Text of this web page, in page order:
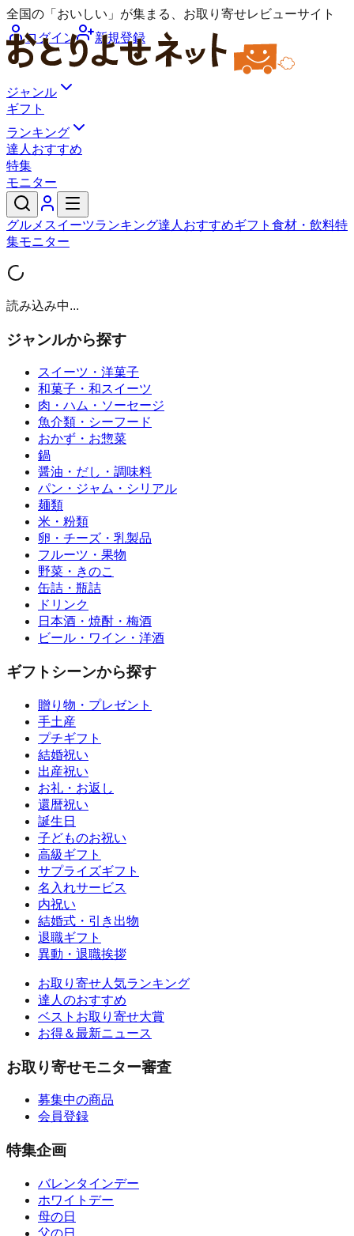
全国の「おいしい」が集まる、お取り寄せレビューサイト
ログイン
新規登録
ジャンル
ギフト
ランキング
達人おすすめ
特集
モニター
グルメ スイーツランキング達人おすすめギフト 食材・飲料特
集モニター
読み込み中...
ジャンルから探す
スイーツ・洋菓子
和菓子・和スイーツ
肉・ハム・ソーセージ
魚介類・シーフード
おかず・お惣菜
鍋
醤油・だし・調味料
パン・ジャム・シリアル
麺類
米・粉類
卵・チーズ・乳製品
フルーツ・果物
野菜・きのこ
缶詰・瓶詰
ドリンク
日本酒・焼酎・梅酒
ビール・ワイン・洋酒
ギフトシーンから探す
贈り物・プレゼント
手土産
プチギフト
結婚祝い
出産祝い
お礼・お返し
還暦祝い
誕生日
子どものお祝い
高級ギフト
サプライズギフト
名入れサービス
内祝い
結婚式・引き出物
退職ギフト
異動・退職挨拶
お取り寄せ人気ランキング
達人のおすすめ
ベストお取り寄せ大賞
お得＆最新ニュース
お取り寄せモニター審査
募集中の商品
会員登録
特集企画
バレンタインデー
ホワイトデー
母の日
父の日